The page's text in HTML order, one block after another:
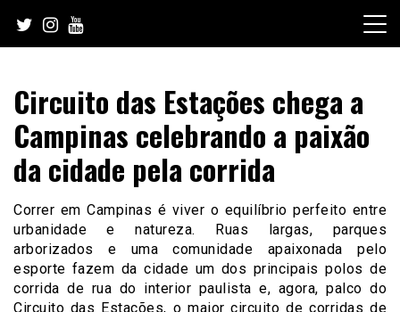
content
Circuito das Estações chega a
Campinas celebrando a paixão
da cidade pela corrida
Correr em Campinas é viver o equilíbrio perfeito entre
urbanidade e natureza. Ruas largas, parques
arborizados e uma comunidade apaixonada pelo
esporte fazem da cidade um dos principais polos de
corrida de rua do interior paulista e, agora, palco do
Circuito das Estações, o maior circuito de corridas de